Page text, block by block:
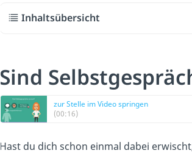
Inhaltsübersicht
Sind
zur Stelle im Video springen
(00:16)
Hast du dich schon einmal dabei